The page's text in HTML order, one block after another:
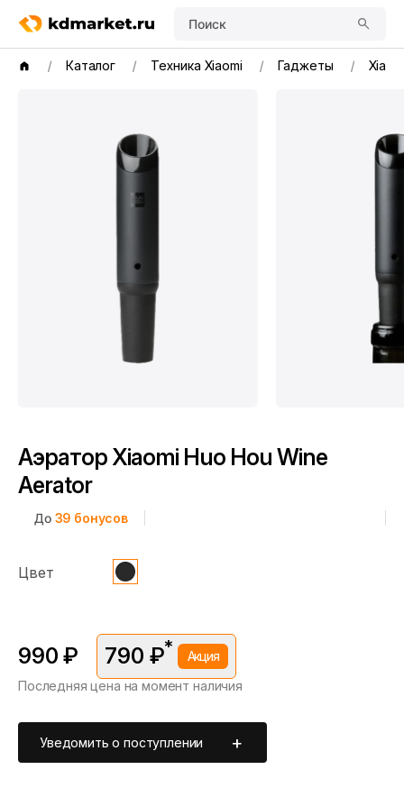
Поиск
Каталог Техника Xiaomi Гаджеты
Аэратор Xiaomi Huo Hou Wine
Aerator
До 39 бонусов
Цвет
990 ₽ 790 ₽* Акция
*Скидка предоставляется в рамках временной акции.
Последняя цена на момент наличия
Уведомить о поступлении